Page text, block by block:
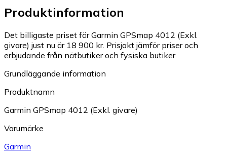
Produktinformation
Det billigaste priset för Garmin GPSmap 4012 (Exkl.
givare) just nu är 18 900 kr. Prisjakt jämför priser och
erbjudande från nätbutiker och fysiska butiker.
Grundläggande information
Produktnamn
Garmin GPSmap 4012 (Exkl. givare)
Varumärke
Garmin